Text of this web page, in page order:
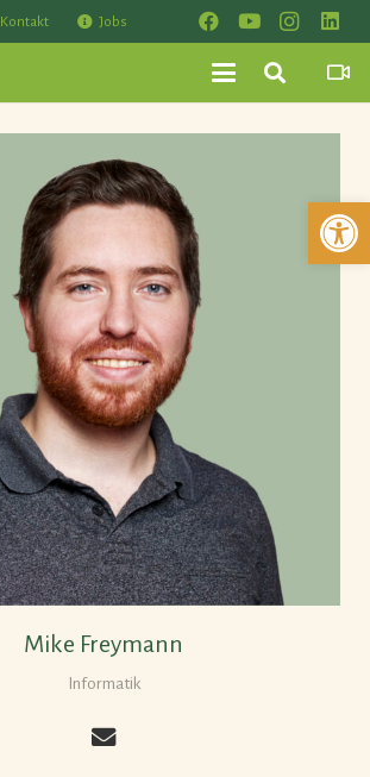
Kontakt Jobs
Mike Freymann
Informatik